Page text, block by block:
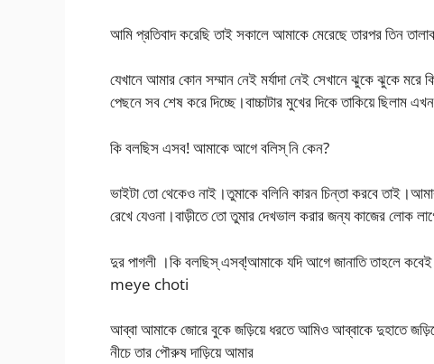
আমি প্রতিবাদ করেছি তাই সকালে আমাকে মেরেছে তারপর তিন
যেখানে আমার কোন সম্মান নেই মর্যাদা নেই সেখানে ঝুকে ঝুকে মরে
পেছনে সব শেষ করে দিচ্ছে।বাচ্চাটার মুখের দিকে তাকিয়ে ছিলাম
কি বলছিস এসব! আমাকে আগে বলিস্ নি কেন?
ভাইটা তো থেকেও নাই।তুমাকে বলিনি কারন চিন্তা করবে
রেখে যেওনা।বাড়ীতে তো তুমার দেখভাল করার জন্য কাজের লোক
দুর পাগলী ।কি বলছিস্ এসব্!আমাকে যদি আগে জানাতি তাহলে
meye choti
আব্বা আমাকে জোরে বুকে জড়িয়ে ধরতে আমিও আব্বাকে দুহাতে
নীচে তার পৌরুষ দাড়িয়ে আমার